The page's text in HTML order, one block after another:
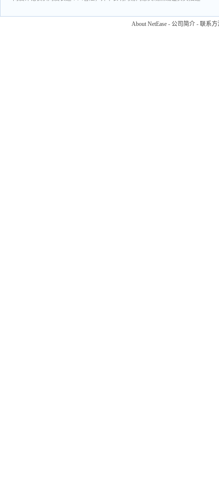
About NetEase - 公司简介 - 联系方